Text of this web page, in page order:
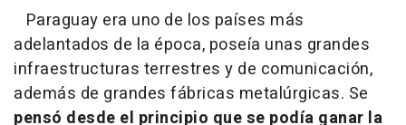
Paraguay era uno de los países más
adelantados de la época, poseía unas grandes
infraestructuras terrestres y de comunicación,
además de grandes fábricas metalúrgicas. Se
pensó desde el principio que se podía ganar la